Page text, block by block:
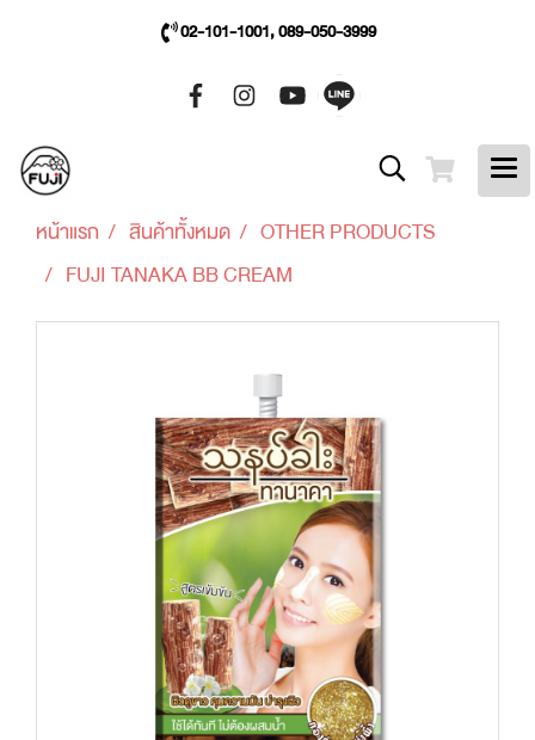
02-101-1001, 089-050-3999
หน้าแรก สินค้าทั้งหมด
OTHER PRODUCTS
FUJI TANAKA BB CREAM